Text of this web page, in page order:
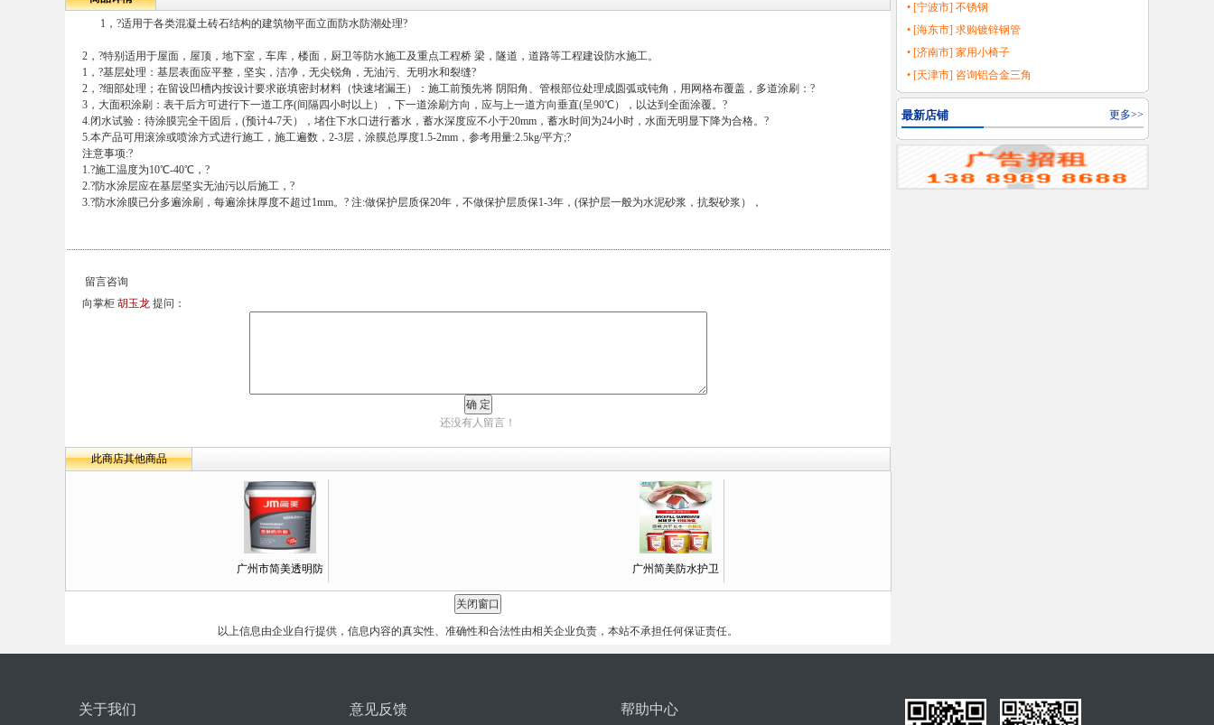
1，?适用于各类混凝土砖石结构的建筑物平面立面防水防潮处理?
2，?特别适用于屋面，屋顶，地下室，车库，楼面，厨卫等防水施工及重点工程桥 梁，隧道，道路等工程建设防水施工。
1，?基层处理：基层表面应平整，坚实，洁净，无尖锐角，无油污、无明水和裂缝?
2，?细部处理；在留设凹槽内按设计要求嵌填密封材料（快速堵漏王）：施工前预先将 阴阳角、管根部位处理成圆弧或钝角，用网格布覆盖，多道涂刷：?
3，大面积涂刷：表干后方可进行下一道工序(间隔四小时以上），下一道涂刷方向，应与上一道方向垂直(呈90℃），以达到全面涂覆。?
4.闭水试验：待涂膜完全干固后，(预计4-7天），堵住下水口进行蓄水，蓄水深度应不小于20mm，蓄水时间为24小时，水面无明显下降为合格。?
5.本产品可用滚涂或喷涂方式进行施工，施工遍数，2-3层，涂膜总厚度1.5-2mm，参考用量:2.5kg/平方;?
注意事项:?
1.?施工温度为10℃-40℃，?
2.?防水涂层应在基层坚实无油污以后施工，?
3.?防水涂膜已分多遍涂刷，每遍涂抹厚度不超过1mm。? 注:做保护层质保20年，不做保护层质保1-3年，(保护层一般为水泥砂浆，抗裂砂浆），
留言咨询
向掌柜 胡玉龙提问：
还没有人留言！
此商店其他商品
广州市简美透明防 广州简美防水护卫
以上信息由企业自行提供，信息内容的真实性、准确性和合法性由相关企业负责，本站不承担任何保证责任。
• [宁波市] 不锈钢
• [海东市] 求购镀锌钢管
• [济南市] 家用小椅子
• [天津市] 咨询铝合金三角
最新店铺 更多>>
关于我们 意见反馈 帮助中心